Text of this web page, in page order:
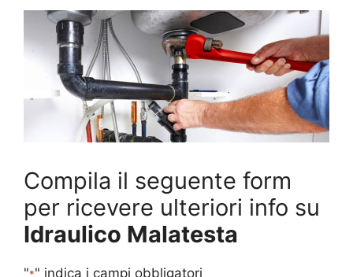
Compila il seguente form
per ricevere ulteriori info su
Idraulico Malatesta
"*" indica i campi obbligatori